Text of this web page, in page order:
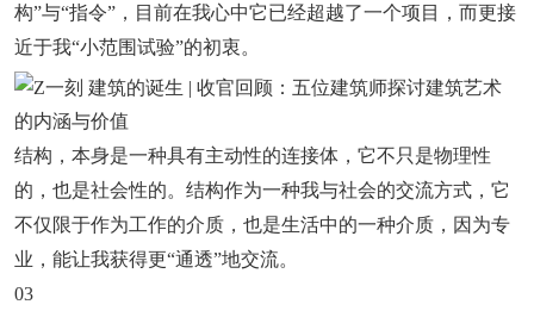
构”与“指令”，目前在我心中它已经超越了一个项目，而更接
近于我“小范围试验”的初衷。
结构，本身是一种具有主动性的连接体，它不只是物理性
的，也是社会性的。结构作为一种我与社会的交流方式，它
不仅限于作为工作的介质，也是生活中的一种介质，因为专
业，能让我获得更“通透”地交流。
03